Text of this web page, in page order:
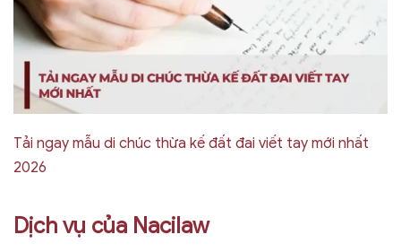
Tải ngay mẫu di chúc thừa kế đất đai viết tay mới nhất
2026
Dịch vụ của Nacilaw